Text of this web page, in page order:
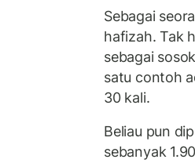
Sebagai
hafizah. Tak
sebagai
satu contoh
30 kali.
Beliau pun
sebanyak